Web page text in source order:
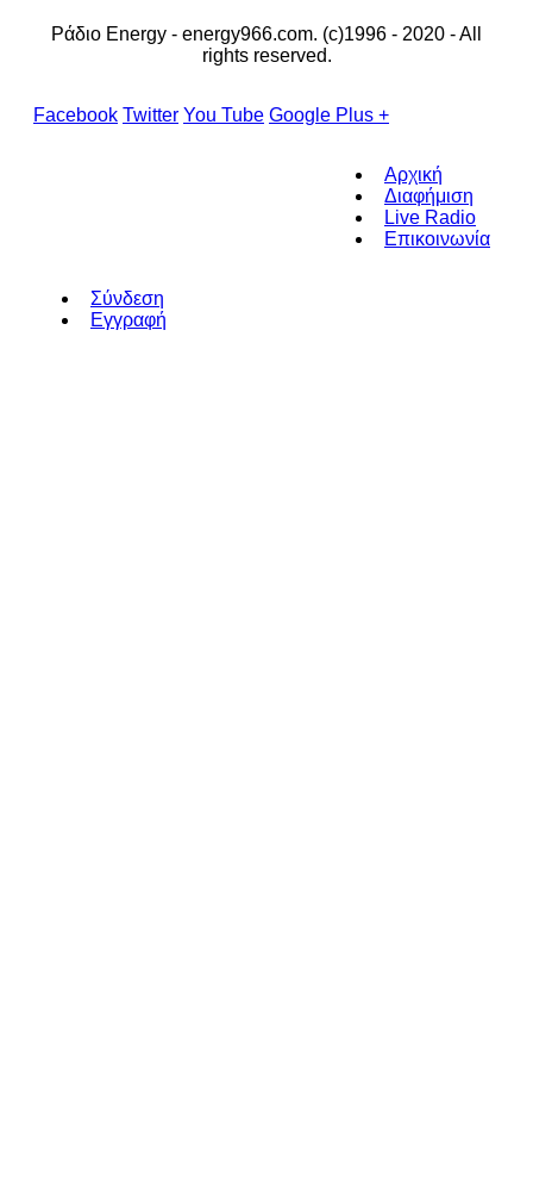
Ράδιο Energy - energy966.com. (c)1996 - 2020 - All
rights reserved.
Facebook Twitter You Tube Google Plus +
Αρχική
Διαφήμιση
Live Radio
Επικοινωνία
Σύνδεση
Εγγραφή